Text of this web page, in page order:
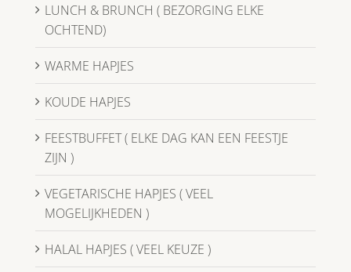
LUNCH & BRUNCH ( BEZORGING ELKE
OCHTEND)
WARME HAPJES
KOUDE HAPJES
FEESTBUFFET ( ELKE DAG KAN EEN FEESTJE
ZIJN )
VEGETARISCHE HAPJES ( VEEL
MOGELIJKHEDEN )
HALAL HAPJES ( VEEL KEUZE )